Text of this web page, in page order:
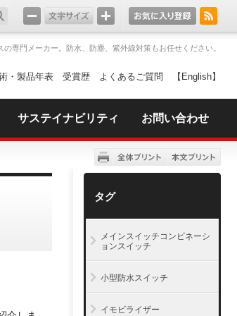
専門メーカー。防水、防塵、紫外線対策もお任せください。
・製品年表 受賞歴 よくあるご質問 【English】
サステイナビリティ お問い合わせ
タグ
メインスイッチコンビネーシ
ョンスイッチ
小型防水スイッチ
イモビライザー